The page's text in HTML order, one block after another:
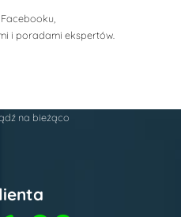
Facebooku,
i poradami ekspertów.
na bieżąco